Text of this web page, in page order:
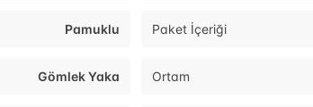
Pamuklu Paket İçeriği
Gömlek Yaka Ortam